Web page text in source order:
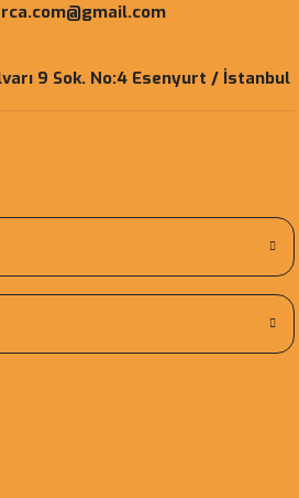
9 Sok. No:4 Esenyurt / İstanbul